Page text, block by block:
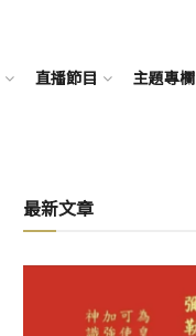
直播節目 主題專欄
最新文章